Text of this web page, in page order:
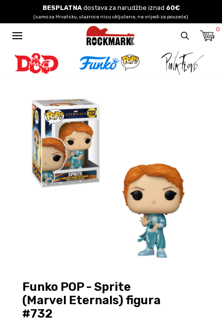
BESPLATNAdostava za narudžbe iznad 60€
(samo za Hrvatsku, ulaznice nisu uključene, ne vrijedi za pouzeće)
0
Funko POP - Sprite
(Marvel Eternals) figura
#732